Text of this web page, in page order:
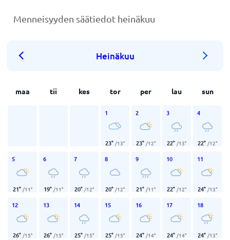
Menneisyyden säätiedot heinäkuu
Heinäkuu
maa tii kes tor per lau sun
1
23° /13°
2
23° /12°
3
22° /13°
4
22° /12°
5
21° /11°
6
19° /11°
7
20° /12°
8
20° /12°
9
21° /11°
10
22° /12°
11
24° /13°
12
26° /15°
13
26° /15°
14
25° /15°
15
25° /15°
16
24° /14°
17
24° /14°
18
24° /13°